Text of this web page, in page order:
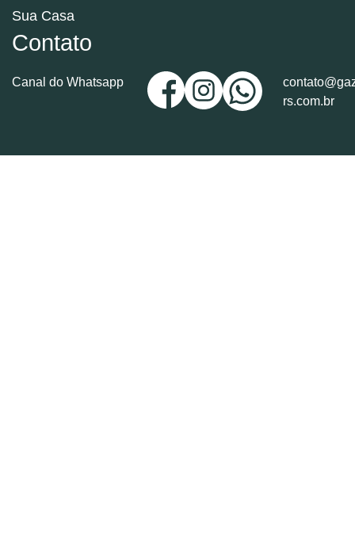
Sua Casa
Contato
Canal do Whatsapp
rs.com.br